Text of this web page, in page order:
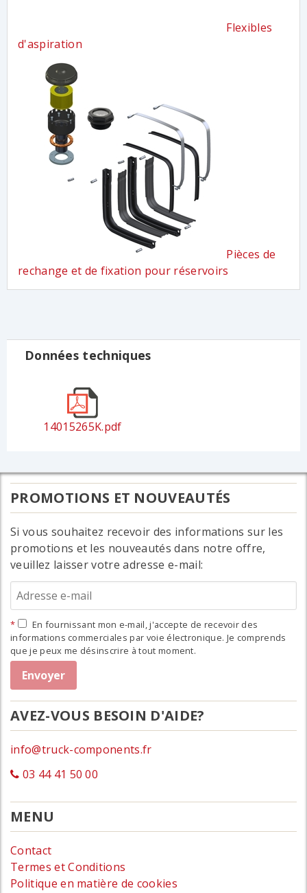
Flexibles
d'aspiration
Pièces de
rechange et de fixation pour réservoirs
Données techniques
14015265K.pdf
PROMOTIONS ET NOUVEAUTÉS
Si vous souhaitez recevoir des informations sur les
promotions et les nouveautés dans notre offre,
veuillez laisser votre adresse e-mail:
En fournissant mon e-mail, j'accepte de recevoir des
informations commerciales par voie électronique. Je comprends
que je peux me désinscrire à tout moment.
AVEZ-VOUS BESOIN D'AIDE?
info@truck-components.fr
03 44 41 50 00
MENU
Contact
Termes et Conditions
Politique en matière de cookies